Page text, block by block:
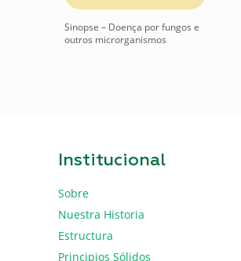
Sinopse – Doença por fungos e
outros microrganismos
Institucional
Sobre
Nuestra Historia
Estructura
Principios Sólidos